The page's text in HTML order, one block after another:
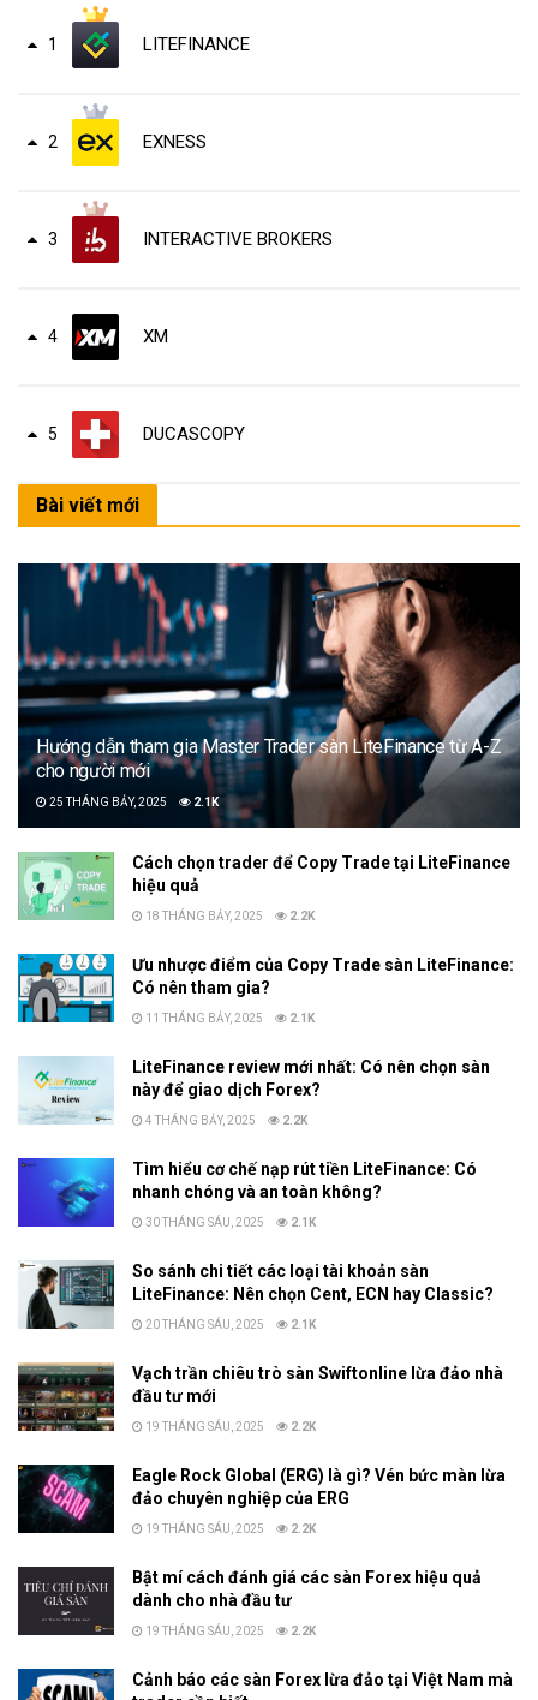
1 LITEFINANCE
2 EXNESS
3 INTERACTIVE BROKERS
4 XM
5 DUCASCOPY
Bài viết mới
Hướng dẫn tham gia Master Trader sàn LiteFinance từ A-Z
cho người mới
25 THÁNG BẢY, 2025 2.1K
Cách chọn trader để Copy Trade tại LiteFinance
hiệu quả
18 THÁNG BẢY, 2025 2.2K
Ưu nhược điểm của Copy Trade sàn LiteFinance:
Có nên tham gia?
11 THÁNG BẢY, 2025 2.1K
LiteFinance review mới nhất: Có nên chọn sàn
này để giao dịch Forex?
4 THÁNG BẢY, 2025 2.2K
Tìm hiểu cơ chế nạp rút tiền LiteFinance: Có
nhanh chóng và an toàn không?
30 THÁNG SÁU, 2025 2.1K
So sánh chi tiết các loại tài khoản sàn
LiteFinance: Nên chọn Cent, ECN hay Classic?
20 THÁNG SÁU, 2025 2.1K
Vạch trần chiêu trò sàn Swiftonline lừa đảo nhà
đầu tư mới
19 THÁNG SÁU, 2025 2.2K
Eagle Rock Global (ERG) là gì? Vén bức màn lừa
đảo chuyên nghiệp của ERG
19 THÁNG SÁU, 2025 2.2K
Bật mí cách đánh giá các sàn Forex hiệu quả
dành cho nhà đầu tư
19 THÁNG SÁU, 2025 2.2K
Cảnh báo các sàn Forex lừa đảo tại Việt Nam mà